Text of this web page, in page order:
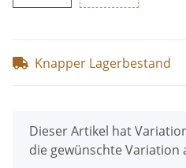
Knapper Lagerbestand
x
Dieser Artikel hat
die gewünschte Variation